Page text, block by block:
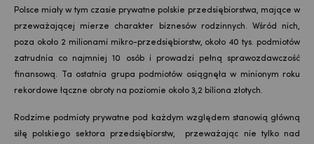
Polsce miały w tym czasie prywatne polskie przedsiębiorstwa, mające w
przeważającej mierze charakter biznesów rodzinnych. Wśród nich,
poza około 2 milionami mikro-przedsiębiorstw, około 40 tys. podmiotów
zatrudnia co najmniej 10 osób i prowadzi pełną sprawozdawczość
finansową. Ta ostatnia grupa podmiotów osiągnęła w minionym roku
rekordowe łączne obroty na poziomie około 3,2 biliona złotych.
Rodzime podmioty prywatne pod każdym względem stanowią główną
siłę polskiego sektora przedsiębiorstw, przeważając nie tylko nad